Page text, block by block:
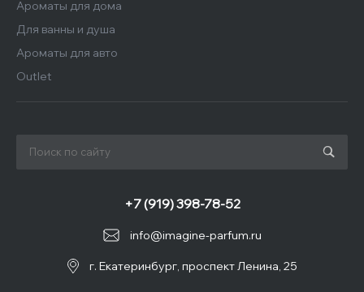
Ароматы для дома
Для ванны и душа
Ароматы для авто
Outlet
info@imagine-parfum.ru
+7 (919) 398-78-52
г. Екатеринбург, проспект Ленина, 25